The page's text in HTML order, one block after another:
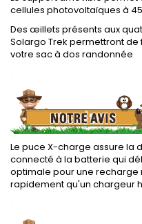
cellules photovoltaïques à
Des œillets présents aux
Solargo Trek permettront
votre sac à dos randonnée
.
Le puce X-charge assure la
connecté à la batterie qui
optimale pour une recharge
rapidement qu'un chargeur
.